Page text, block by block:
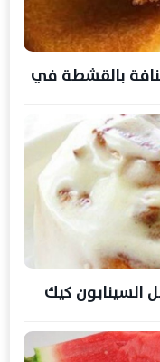
بالقشطة في
السينابون كيك